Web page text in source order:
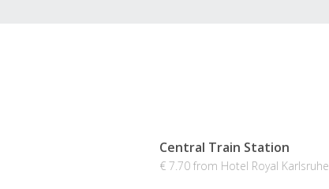
Central Train Station
€ 7.70 from Hotel Royal Karlsruhe